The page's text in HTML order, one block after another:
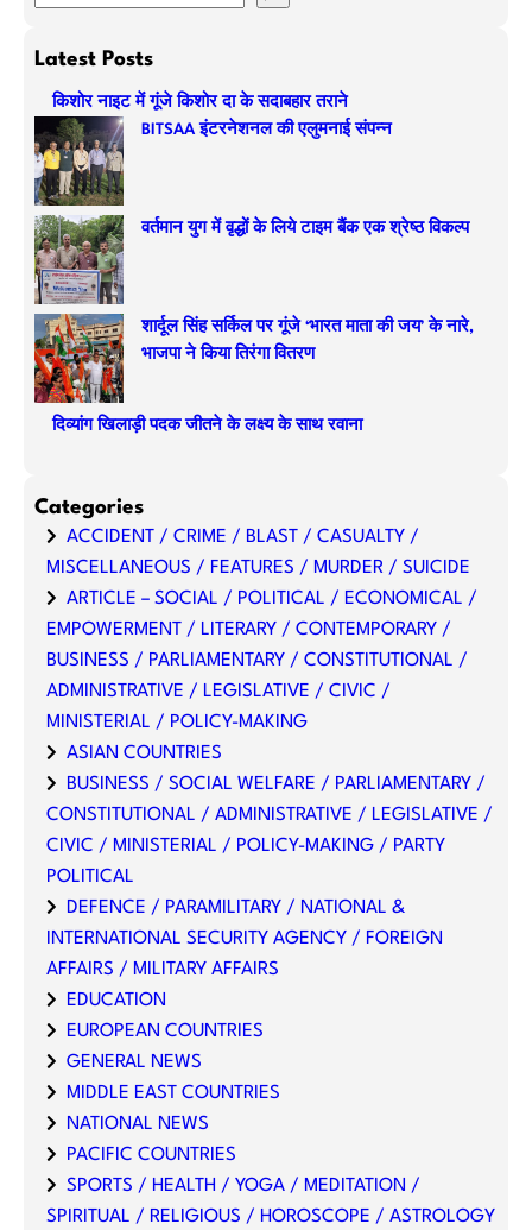
a
c
h
Latest Posts
किशोर नाइट में गूंजे किशोर दा के सदाबहार तराने
BITSAA इंटरनेशनल की एलुमनाई संपन्न
वर्तमान युग में वृद्धों के लिये टाइम बैंक एक श्रेष्ठ विकल्प
शार्दूल सिंह सर्किल पर गूंजे ‘भारत माता की जय’ के नारे,
भाजपा ने किया तिरंगा वितरण
दिव्यांग खिलाड़ी पदक जीतने के लक्ष्य के साथ रवाना
Categories
ACCIDENT / CRIME / BLAST / CASUALTY /
MISCELLANEOUS / FEATURES / MURDER / SUICIDE
ARTICLE – SOCIAL / POLITICAL / ECONOMICAL /
EMPOWERMENT / LITERARY / CONTEMPORARY /
BUSINESS / PARLIAMENTARY / CONSTITUTIONAL /
ADMINISTRATIVE / LEGISLATIVE / CIVIC /
MINISTERIAL / POLICY-MAKING
ASIAN COUNTRIES
BUSINESS / SOCIAL WELFARE / PARLIAMENTARY /
CONSTITUTIONAL / ADMINISTRATIVE / LEGISLATIVE /
CIVIC / MINISTERIAL / POLICY-MAKING / PARTY
POLITICAL
DEFENCE / PARAMILITARY / NATIONAL &
INTERNATIONAL SECURITY AGENCY / FOREIGN
AFFAIRS / MILITARY AFFAIRS
EDUCATION
EUROPEAN COUNTRIES
GENERAL NEWS
MIDDLE EAST COUNTRIES
NATIONAL NEWS
PACIFIC COUNTRIES
SPORTS / HEALTH / YOGA / MEDITATION /
SPIRITUAL / RELIGIOUS / HOROSCOPE / ASTROLOGY